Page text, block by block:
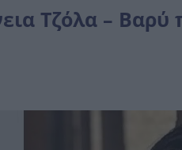
Τζόλα – Βαρύ